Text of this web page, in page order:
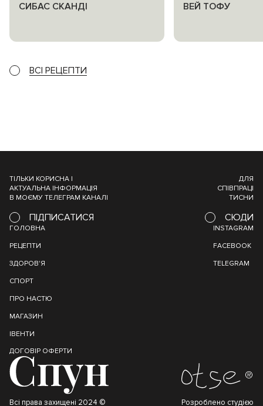
СИБАС СКАНДІ ВЕЙ ТОФУ
ВСІ РЕЦЕПТИ
ТІЛЬКИ КОРИСНА І
АКТУАЛЬНА ІНФОРМАЦІЯ
В МОЄМУ ТЕЛЕГРАМ КАНАЛІ
ПІДПИСАТИСЯ
ДЛЯ
СПІВПРАЦІ
ТИСНИ
СЮДИ
ГОЛОВНА
РЕЦЕПТИ
ЗДОРОВ'Я
СПОРТ
ПРО НАСТЮ
МАГАЗИН
ІВЕНТИ
ДОГОВІР ОФЕРТИ
INSTAGRAM
FACEBOOK
TELEGRAM
Всі права захищені 2024 © Розроблено студією